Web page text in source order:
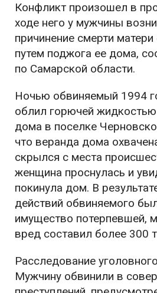
Конфликт произошел в
ходе него у мужчины
причинение смерти
путем поджога ее дома,
по Самарской области.
Ночью обвиняемый 1994
облил горючей
дома в поселке
что веранда дома
скрылся с места
женщина проснулась и
покинула дом. В
действий обвиняемого
имущество потерпевшей,
вред составил более 300
Расследование
Мужчину обвинили в